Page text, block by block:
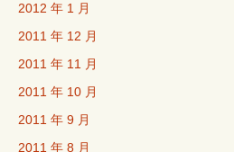
2012 年 1 月
2011 年 12 月
2011 年 11 月
2011 年 10 月
2011 年 9 月
2011 年 8 月